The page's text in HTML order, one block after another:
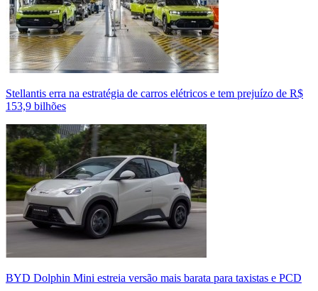
Stellantis erra na estratégia de carros elétricos e tem prejuízo de R$
153,9 bilhões
BYD Dolphin Mini estreia versão mais barata para taxistas e PCD